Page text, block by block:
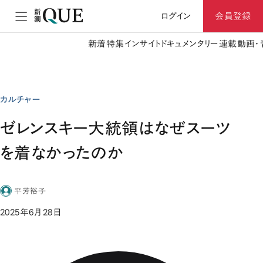
ログイン 会員登録
新着特集 インサイト ドキュメンタリー 連載動画
カルチャー
ゼレンスキー大統領はなぜスーツ
を着なかったのか
平芳裕子
2025年6月28日